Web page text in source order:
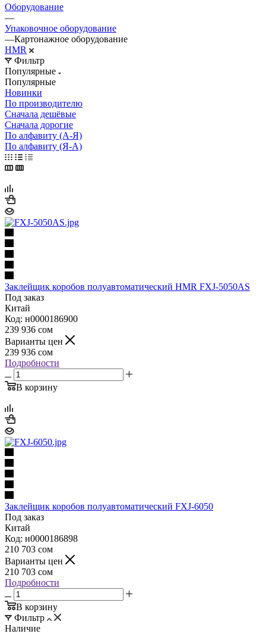
Оборудование
—
Упаковочное оборудование
—Картонажное оборудование
HMR
Фильтр
Популярные
Популярные
Новинки
По производителю
Сначала дешёвые
Сначала дорогие
По алфавиту (А-Я)
По алфавиту (Я-А)
Заклейщик коробов полуавтоматический HMR FXJ-5050AS
Под заказ
Китай
Код: н0000186900
239 936 сом
Варианты цен
239 936 сом
Подробности
В корзину
Заклейщик коробов полуавтоматический FXJ-6050
Под заказ
Китай
Код: н0000186898
210 703 сом
Варианты цен
210 703 сом
Подробности
В корзину
Фильтр
Наличие